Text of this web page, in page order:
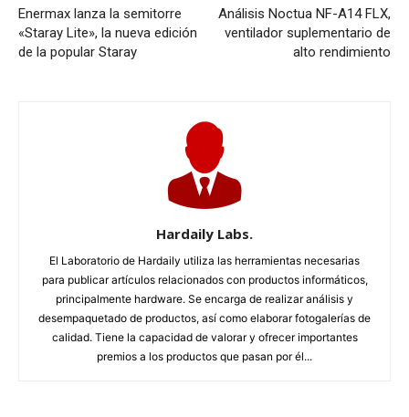
Enermax lanza la semitorre
«Staray Lite», la nueva edición
de la popular Staray
Análisis Noctua NF-A14 FLX,
ventilador suplementario de
alto rendimiento
Hardaily Labs.
El Laboratorio de Hardaily utiliza las herramientas necesarias
para publicar artículos relacionados con productos informáticos,
principalmente hardware. Se encarga de realizar análisis y
desempaquetado de productos, así como elaborar fotogalerías de
calidad. Tiene la capacidad de valorar y ofrecer importantes
premios a los productos que pasan por él...